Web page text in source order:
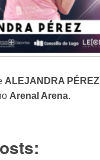
ALEJANDRA PÉREZ
Arenal Arena.